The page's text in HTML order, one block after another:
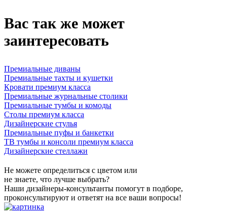
Вас так же может
заинтересовать
Премиальные диваны
Премиальные тахты и кушетки
Кровати премиум класса
Премиальные журнальные столики
Премиальные тумбы и комоды
Столы премиум класса
Дизайнерские стулья
Премиальные пуфы и банкетки
ТВ тумбы и консоли премиум класса
Дизайнерские стеллажи
Не можете определиться с цветом или
не знаете, что лучше выбрать?
Наши дизайнеры-консультанты помогут в подборе,
проконсультируют и ответят на все ваши вопросы!